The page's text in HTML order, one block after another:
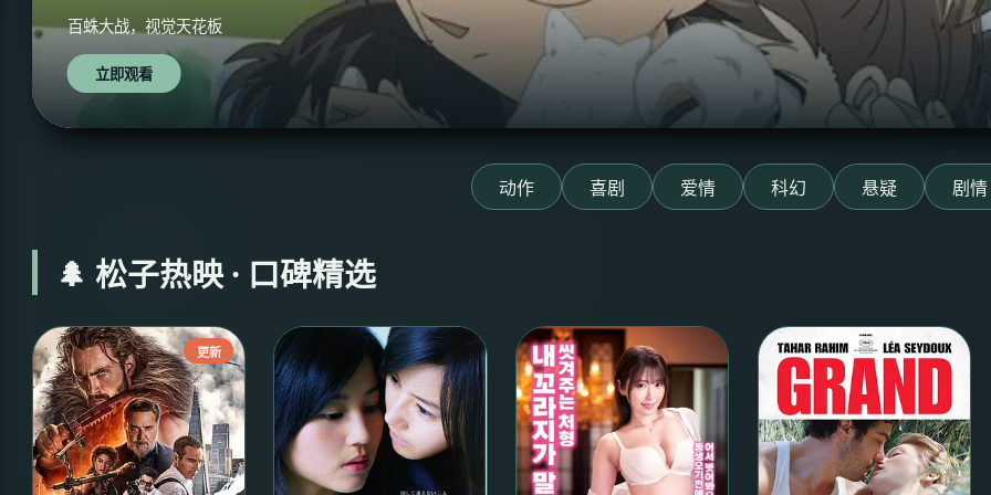
百蛛大战，视觉天花板
立即观看
动作 喜剧 爱情 科幻 悬疑 剧情
🌲 松子热映 · 口碑精选
更新